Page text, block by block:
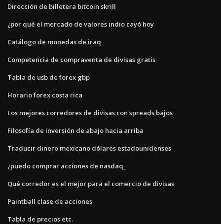
Dirección de billetera bitcoin skrill
¿por qué el mercado de valores indio cayó hoy
Catálogo de monedas de iraq
Competencia de compraventa de divisas gratis
Tabla de usb de forex gbp
Horario forex costa rica
Los mejores corredores de divisas con spreads bajos
Filosofía de inversión de abajo hacia arriba
Traducir dinero mexicano dólares estadounidenses
¿puedo comprar acciones de nasdaq_
Qué corredor es el mejor para el comercio de divisas
Paintball clase de acciones
Tabla de precios etc.